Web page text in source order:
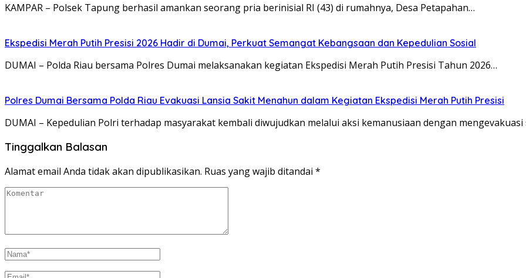
KAMPAR – Polsek Tapung berhasil amankan seorang pria berinisial RI (43) di rumahnya, Desa Petapahan…
Ekspedisi Merah Putih Presisi 2026 Hadir di Dumai, Perkuat Semangat Kebangsaan dan Kepedulian Sosial
DUMAI – Polda Riau bersama Polres Dumai melaksanakan kegiatan Ekspedisi Merah Putih Presisi Tahun 2026…
Polres Dumai Bersama Polda Riau Evakuasi Lansia Sakit Menahun dalam Kegiatan Ekspedisi Merah Putih Presisi
DUMAI – Kepedulian Polri terhadap masyarakat kembali diwujudkan melalui aksi kemanusiaan dengan
Tinggalkan Balasan
Alamat email Anda tidak akan dipublikasikan. Ruas yang wajib ditandai *